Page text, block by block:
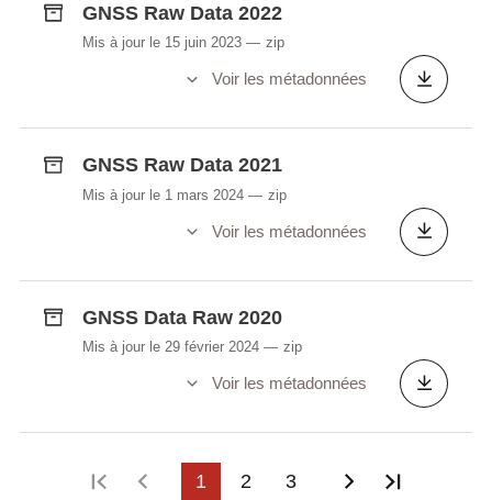
GNSS Raw Data 2022
Mis à jour le 15 juin 2023 zip
Voir les métadonnées
GNSS Raw Data 2021
Mis à jour le 1 mars 2024 zip
Voir les métadonnées
GNSS Data Raw 2020
Mis à jour le 29 février 2024 zip
Voir les métadonnées
Première page
Page précédente
1 2 3 Page